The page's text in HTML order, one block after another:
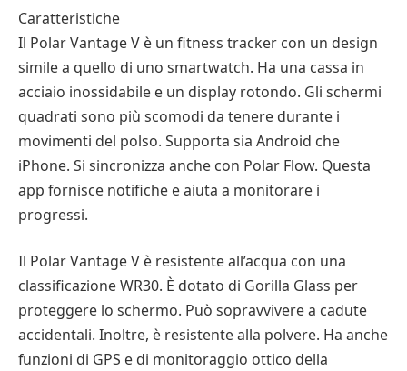
Caratteristiche
Il Polar Vantage V è un fitness tracker con un design
simile a quello di uno smartwatch. Ha una cassa in
acciaio inossidabile e un display rotondo. Gli schermi
quadrati sono più scomodi da tenere durante i
movimenti del polso. Supporta sia Android che
iPhone. Si sincronizza anche con Polar Flow. Questa
app fornisce notifiche e aiuta a monitorare i
progressi.
Il Polar Vantage V è resistente all’acqua con una
classificazione WR30. È dotato di Gorilla Glass per
proteggere lo schermo. Può sopravvivere a cadute
accidentali. Inoltre, è resistente alla polvere. Ha anche
funzioni di GPS e di monitoraggio ottico della